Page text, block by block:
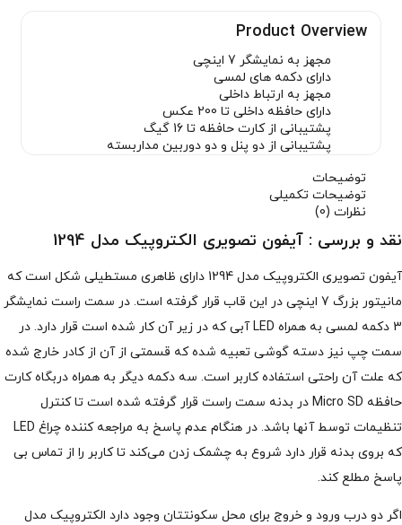
Product Overview
مجهز به نمایشگر 7 اینچی
دارای دکمه های لمسی
مجهز به ارتباط داخلی
دارای حافظه داخلی تا 200 عکس
پشتیبانی از کارت حافظه تا 16 گیگ
پشتیبانی از دو پنل و دو دوربین مداربسته
توضیحات
توضیحات تکمیلی
نظرات (0)
نقد و بررسی : آیفون تصویری الکتروپیک مدل 1294
آیفون تصویری الکتروپیک مدل 1294 دارای ظاهری مستطیلی شکل است که
مانیتور بزرگ 7 اینچی در این قاب قرار گرفته است. در سمت راست نمایشگر
3 دکمه لمسی به همراه LED آبی که در زیر آن کار شده است قرار دارد. در
سمت چپ نیز دسته گوشی تعبیه شده که قسمتی از آن از کادر خارج شده
که علت آن راحتی استفاده کاربر است. سه دکمه دیگر به همراه دربگاه کارت
حافظه Micro SD در بدنه سمت راست قرار گرفته شده است تا کنترل
تنظیمات توسط آنها باشد. در هنگام عدم پاسخ به مراجعه کننده چراغ LED
که بروی بدنه قرار دارد شروع به چشمک زدن می‌کند تا کاربر را از تماس بی
پاسخ مطلع کند.
اگر دو درب ورود و خروج برای محل سکونتتان وجود دارد الکتروپیک مدل